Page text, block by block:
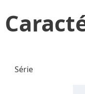
Série